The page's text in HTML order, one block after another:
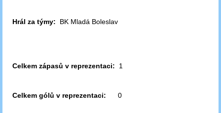
Hrál za týmy: BK Mladá Boleslav
Celkem zápasů v reprezentaci: 1
Celkem gólů v reprezentaci: 0